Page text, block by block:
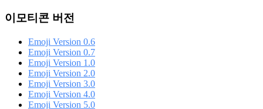
이모티콘 버전
Emoji Version 0.6
Emoji Version 0.7
Emoji Version 1.0
Emoji Version 2.0
Emoji Version 3.0
Emoji Version 4.0
Emoji Version 5.0